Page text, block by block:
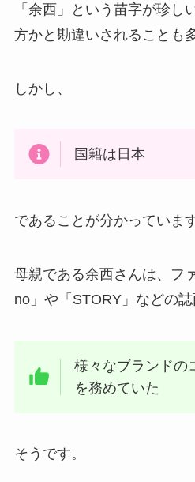
「余西」という苗字が珍し
方かと勘違いされることも
しかし、
国籍は日本
であることが分かっています
母親である余西さんは、フ
no」や「STORY」などの誌
様々なブランドの
を務めていた
そうです。